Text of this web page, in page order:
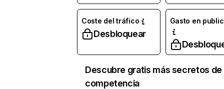
Coste del tráfico
Desbloquear
Gasto en
Descubre gratis más secretos de
competencia